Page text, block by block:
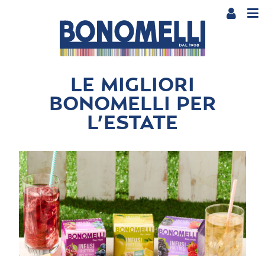
LE MIGLIORI
BONOMELLI PER
L’ESTATE